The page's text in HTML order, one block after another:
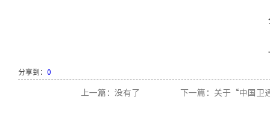
分享到： 0
上一篇：没有了 下一篇：关于“中国卫